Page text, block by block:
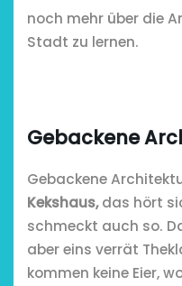
noch mehr über die
Stadt zu lernen.
Gebackene
Gebackene
Kekshaus,das hört
schmeckt auch so.
aber eins verrät
kommen keine Eier,